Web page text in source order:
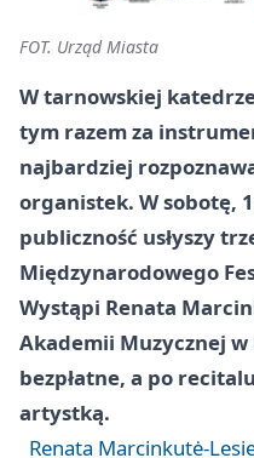
FOT. Urząd Miasta
W tarnowskiej
tym razem za
najbardziej
organistek. W sobotę,
publiczność usłyszy
Międzynarodowego
Wystąpi Renata
Akademii Muzycznej
bezpłatne, a po
artystką.
Renata Marcinkutė-